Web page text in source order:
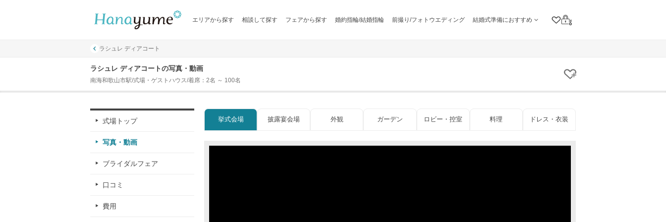
エリアから探す 相談して探す フェアから探す 婚約指輪/結婚指輪 前撮り/フォトウエディング 結婚式準備におすすめ
クリップリスト
ログイン
ラシュレ ディアコート
ラシュレ ディアコートの写真・動画
南海和歌山市駅/式場・ゲストハウス/着席：2名 ～ 100名 クリップする
式場トップ
写真・動画
ブライダルフェア
口コミ
費用
挙式会場 披露宴会場 外観 ガーデン ロビー・控室 料理 ドレス・衣装